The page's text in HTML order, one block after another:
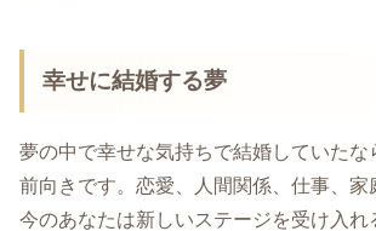
幸せに結婚する夢
夢の中で幸せな気持ちで結婚していたな
前向きです。恋愛、人間関係、仕事、家
今のあなたは新しいステージを受け入れ